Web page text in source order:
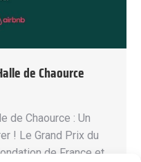
de Chaource
de Chaource : Un
! Le Grand Prix du
de France et